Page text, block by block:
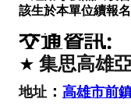
該生於本單位續報名
交通資訊:
★ 集思高雄
地址 ： 高雄市前